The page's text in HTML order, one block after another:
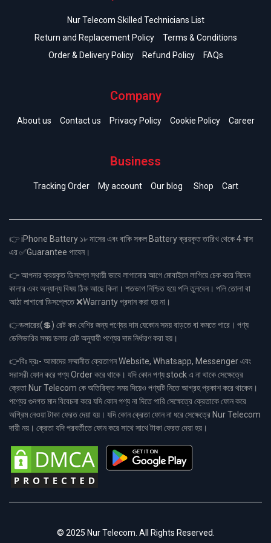
Nur Telecom Skilled Technicians List
Return and Replacement Policy
Terms & Conditions
Order & Delivery Policy
Refund Policy FAQs
Company
About us Contact us Privacy Policy Cookie Policy Career
Business
Tracking Order My account Our blog Shop Cart
👉 iPhone Battery ১৮ মাসের এবং বাকি সকল Battery ক্রয়কৃত তারিখ থেকে 4 মাস
এর ✅Guarantee পাবেন।
👉 আপনার ক্রয়কৃত ডিসপ্লে স্থায়ী ভাবে লাগানোর আগে মোবাইলে লাগিয়ে চেক করে নিবেন
কালার এবং অন্যান্য বিষয় ঠিক আছে কিনা। শতভাগ নিশ্চিত হয়ে পলি তুলবেন। পলি তোলা বা
আঠা লাগানো ডিসপ্লেতে ❌Warranty প্রদান করা হয় না।
👉ডলারের(💲) রেট কম বেশির জন্য পণ্যের দাম যেকোন সময় বাড়তে বা কমতে পারে। পণ্য
ডেলিভারির সময় ডলার রেট অনুযায়ী পণ্যের দাম নির্ধারণ করা হয়।
👉বিঃ দ্রঃ- আমাদের সম্মানীত ক্রেতাগন Website, Whatsapp, Messenger এবং
সরাসরী ফোন করে পণ্য Order করে থাকে। যদি কোন পণ্য stock এ না থাকে সেক্ষেত্রে
ক্রেতা Nur Telecom কে অতিরিক্ত সময় দিয়েও পণ্যটি নিতে আগ্রহ প্রকাশ করে থাকেন।
পণ্যের গুনগত মান বিবেচনা করে যদি কোন পণ্য না দিতে পারি সেক্ষেত্রে ক্রেতাকে ফোন করে
অগ্রিম নেওয়া টাকা ফেরত দেয়া হয়। যদি কোন ক্রেতা ফোন না ধরে সেক্ষেত্রে Nur Telecom
দায়ী নয়। ক্রেতা যদি পরবর্তীতে ফোন করে সাথে সাথে টাকা ফেরত দেয়া হয়।
© 2025 Nur Telecom. All Rights Reserved.